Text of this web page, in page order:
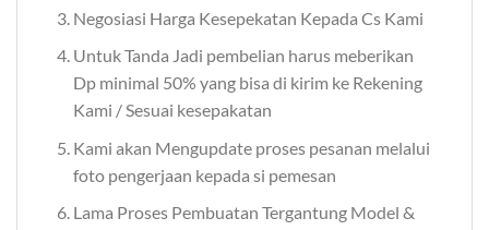
Negosiasi Harga Kesepekatan Kepada Cs Kami
Untuk Tanda Jadi pembelian harus meberikan
Dp minimal 50% yang bisa di kirim ke Rekening
Kami / Sesuai kesepakatan
Kami akan Mengupdate proses pesanan melalui
foto pengerjaan kepada si pemesan
Lama Proses Pembuatan Tergantung Model &